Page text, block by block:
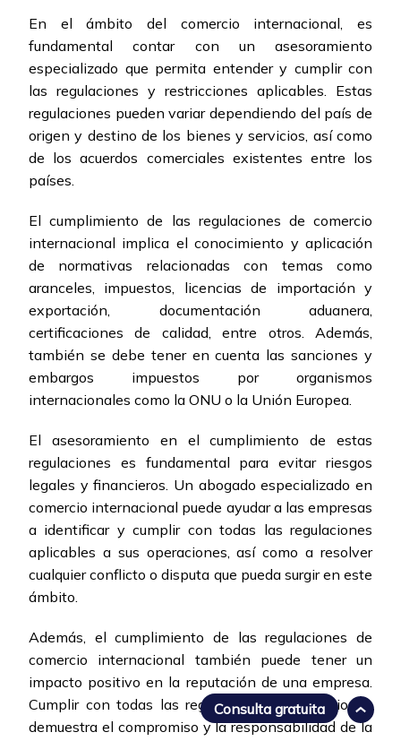
En el ámbito del comercio internacional, es
fundamental contar con un asesoramiento
especializado que permita entender y cumplir con
las regulaciones y restricciones aplicables. Estas
regulaciones pueden variar dependiendo del país de
origen y destino de los bienes y servicios, así como
de los acuerdos comerciales existentes entre los
países.
El cumplimiento de las regulaciones de comercio
internacional implica el conocimiento y aplicación
de normativas relacionadas con temas como
aranceles, impuestos, licencias de importación y
exportación, documentación aduanera,
certificaciones de calidad, entre otros. Además,
también se debe tener en cuenta las sanciones y
embargos impuestos por organismos
internacionales como la ONU o la Unión Europea.
El asesoramiento en el cumplimiento de estas
regulaciones es fundamental para evitar riesgos
legales y financieros. Un abogado especializado en
comercio internacional puede ayudar a las empresas
a identificar y cumplir con todas las regulaciones
aplicables a sus operaciones, así como a resolver
cualquier conflicto o disputa que pueda surgir en este
ámbito.
Además, el cumplimiento de las regulaciones de
comercio internacional también puede tener un
impacto positivo en la reputación de una empresa.
Cumplir con todas las regulaciones y restricciones
demuestra el compromiso y la responsabilidad de la
Consulta gratuita